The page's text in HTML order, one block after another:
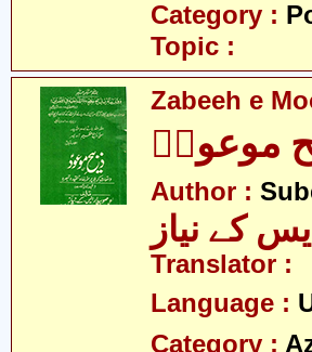
Category :
Topic :
Zabeeh e
موعودؑ
Author :
ایس کے نیاز
Translator :
Language :
Category :